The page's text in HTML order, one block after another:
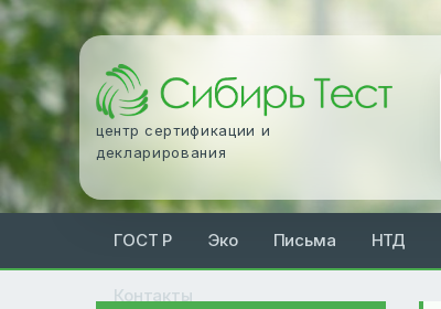
центр сертификации и
декларирования
ГОСТ Р Эко Письма НТД
Контакты